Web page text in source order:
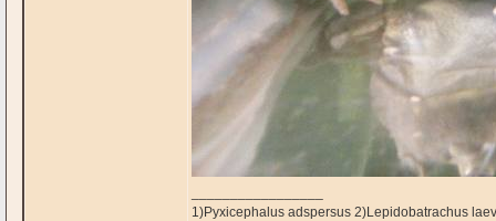
1)Pyxicephalus adspersus 2)Lepidobatrachus